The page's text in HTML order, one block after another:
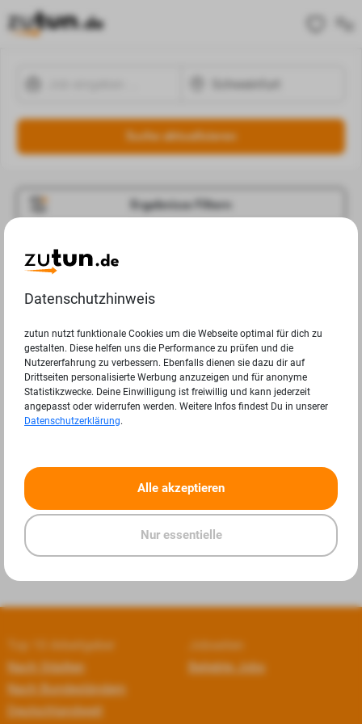
Suche aktualisieren
Ergebnisse Filtern
Jobangebote
Ergebnisse.
« »
Top 10 Arbeitgeber
Nach Städten
Nach Bundesländern
Deutschlandweit
Jobseiten
Beliebte Jobs
Datenschutzhinweis
zutun nutzt funktionale Cookies um die Webseite optimal für dich zu
gestalten. Diese helfen uns die Performance zu prüfen und die
Nutzererfahrung zu verbessern. Ebenfalls dienen sie dazu dir auf
Drittseiten personalisierte Werbung anzuzeigen und für anonyme
Statistikzwecke. Deine Einwilligung ist freiwillig und kann jederzeit
angepasst oder widerrufen werden. Weitere Infos findest Du in unserer
Datenschutzerklärung.
Alle akzeptieren
Nur essentielle